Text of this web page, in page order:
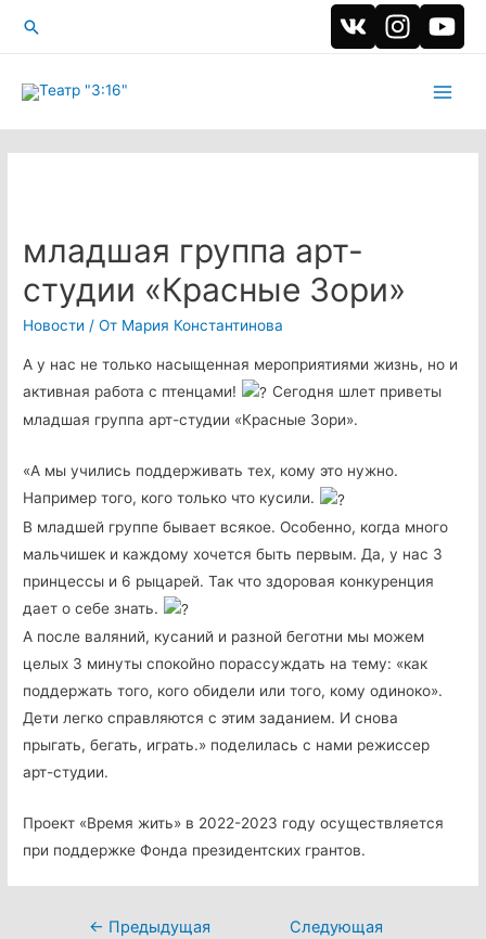
Поиск
младшая группа арт-
студии «Красные Зори»
Новости / От Мария Константинова
А у нас не только насыщенная мероприятиями жизнь, но и
активная работа с птенцами!
Сегодня шлет приветы
младшая группа арт-студии «Красные Зори».
«А мы учились поддерживать тех, кому это нужно.
Например того, кого только что кусили.
В младшей группе бывает всякое. Особенно, когда много
мальчишек и каждому хочется быть первым. Да, у нас 3
принцессы и 6 рыцарей. Так что здоровая конкуренция
дает о себе знать.
А после валяний, кусаний и разной беготни мы можем
целых 3 минуты спокойно порассуждать на тему: «как
поддержать того, кого обидели или того, кому одиноко».
Дети легко справляются с этим заданием. И снова
прыгать, бегать, играть.» поделилась с нами режиссер
арт-студии.
Проект «Время жить» в 2022-2023 году осуществляется
при поддержке Фонда президентских грантов.
Навигация
← Предыдущая
Следующая